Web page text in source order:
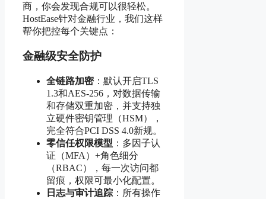
商，你会发现合规可以很轻松。
HostEase针对金融行业，我们这样
帮你把控每个关键点：
金融级安全防护
全链路加密：默认开启TLS
1.3和AES-256，对数据传输
和存储双重加密，并支持独
立硬件密钥管理（HSM），
完全符合PCI DSS 4.0新规。
零信任权限模型 ：多因子认
证（MFA）+角色细分
（RBAC），每一次访问都
留痕，权限可最小化配置。
日志与审计追踪 ：所有操作